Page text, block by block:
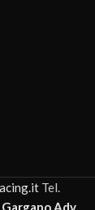
Tel.
Gargano Adv